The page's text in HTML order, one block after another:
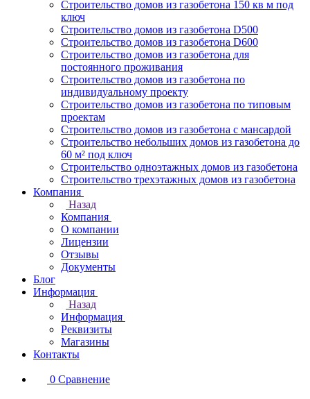
Строительство домов из газобетона 150 кв м под
ключ
Строительство домов из газобетона D500
Строительство домов из газобетона D600
Строительство домов из газобетона для
постоянного проживания
Строительство домов из газобетона по
индивидуальному проекту
Строительство домов из газобетона по типовым
проектам
Строительство домов из газобетона с мансардой
Строительство небольших домов из газобетона до
60 м² под ключ
Строительство одноэтажных домов из газобетона
Строительство трехэтажных домов из газобетона
Компания
Назад
Компания
О компании
Лицензии
Отзывы
Документы
Блог
Информация
Назад
Информация
Реквизиты
Магазины
Контакты
0 Сравнение